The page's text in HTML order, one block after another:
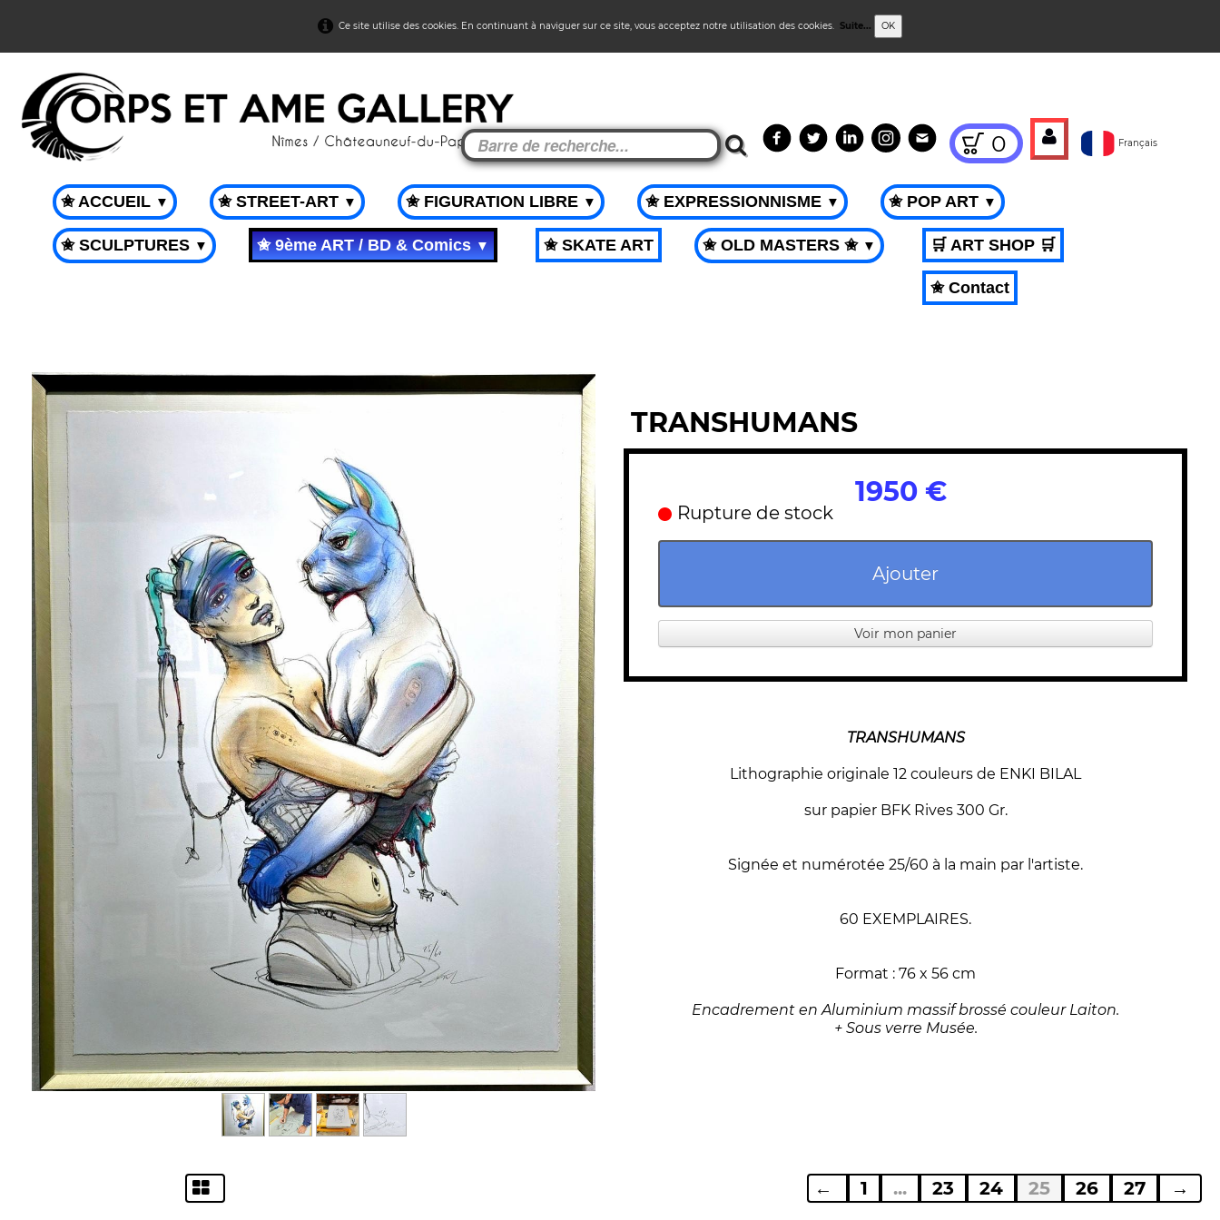
Ce site utilise des cookies. En continuant à naviguer sur ce site, vous acceptez notre utilisation des cookies. Suite... OK
0 Français
✬ ACCUEIL ▼ ✬ STREET-ART ▼ ✬ FIGURATION LIBRE ▼ ✬ EXPRESSIONNISME ▼ ✬ POP ART ▼
✬ SCULPTURES ▼ ✬ 9ème ART / BD & Comics▼ ✬ SKATE ART ✬ OLD MASTERS ✬ ▼ 🛒 ART SHOP 🛒
✬ Contact
TRANSHUMANS
1950 €
Rupture de stock
Ajouter
Voir mon panier
TRANSHUMANS
Lithographie originale 12 couleurs de ENKI BILAL
sur papier BFK Rives 300 Gr.
Signée et numérotée 25/60 à la main par l'artiste.
60 EXEMPLAIRES.
Format : 76 x 56 cm
Encadrement en Aluminium massif brossé couleur Laiton.
+ Sous verre Musée.
← 1 ... 23 24 25 26 27 →